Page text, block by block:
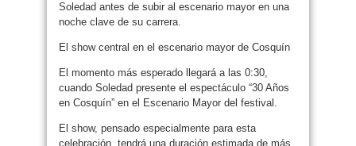
Soledad antes de subir al escenario mayor en una
noche clave de su carrera.
El show central en el escenario mayor de Cosquín
El momento más esperado llegará a las 0:30,
cuando Soledad presente el espectáculo “30 Años
en Cosquín” en el Escenario Mayor del festival.
El show, pensado especialmente para esta
celebración, tendrá una duración estimada de más